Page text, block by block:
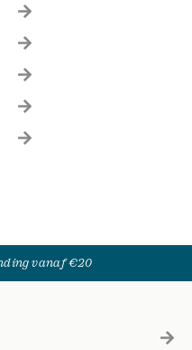
vanaf €20